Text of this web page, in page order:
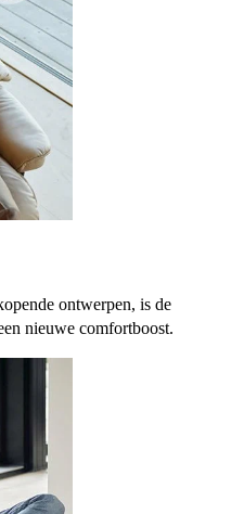
ontwerpen, is de
nieuwe comfortboost.